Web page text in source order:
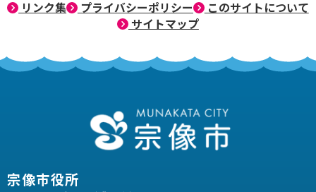
リンク集 プライバシーポリシー
このサイトについて
サイトマップ
宗像市役所